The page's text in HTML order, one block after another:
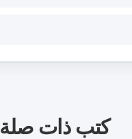
كتب ذات صلة